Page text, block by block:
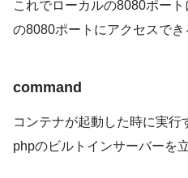
これでローカルの8080ポー
の8080ポートにアクセスでき
command
コンテナが起動した時に実行
phpのビルトインサーバーを